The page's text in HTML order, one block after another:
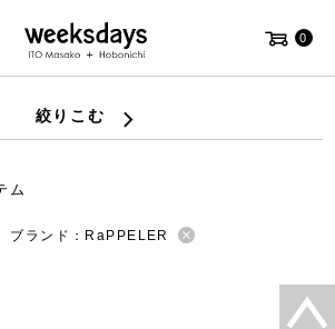
0
絞りこむ
ム
ブランド：RaPPELER